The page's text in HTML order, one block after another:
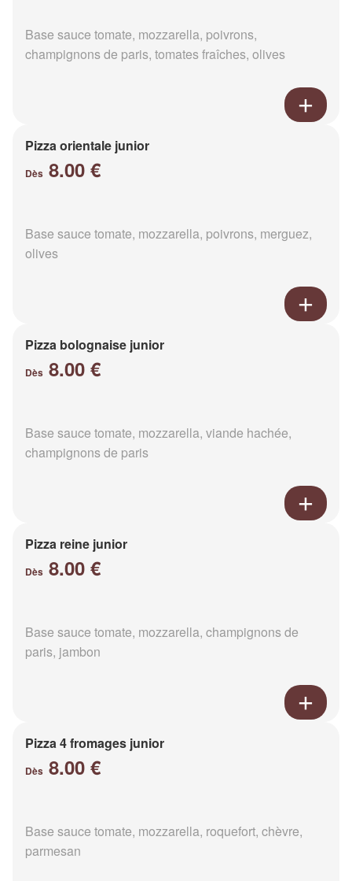
Base sauce tomate, mozzarella, poivrons,
champignons de paris, tomates fraîches, olives
Pizza orientale junior
Dès 8.00 €
Base sauce tomate, mozzarella, poivrons, merguez,
olives
Pizza bolognaise junior
Dès 8.00 €
Base sauce tomate, mozzarella, viande hachée,
champignons de paris
Pizza reine junior
Dès 8.00 €
Base sauce tomate, mozzarella, champignons de
paris, jambon
Pizza 4 fromages junior
Dès 8.00 €
Base sauce tomate, mozzarella, roquefort, chèvre,
parmesan